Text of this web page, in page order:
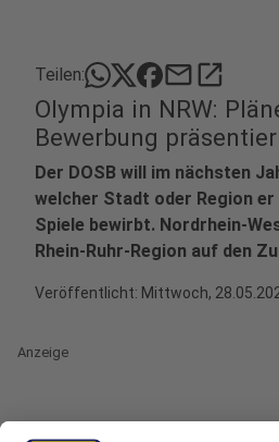
Teilen: mailopen_in_new
Olympia in NRW:
Bewerbung
Der DOSB will im nächsten
welcher Stadt oder Region er
Spiele bewirbt. Nordrhein-
Rhein-Ruhr-Region auf den
Veröffentlicht: Mittwoch,
Anzeige